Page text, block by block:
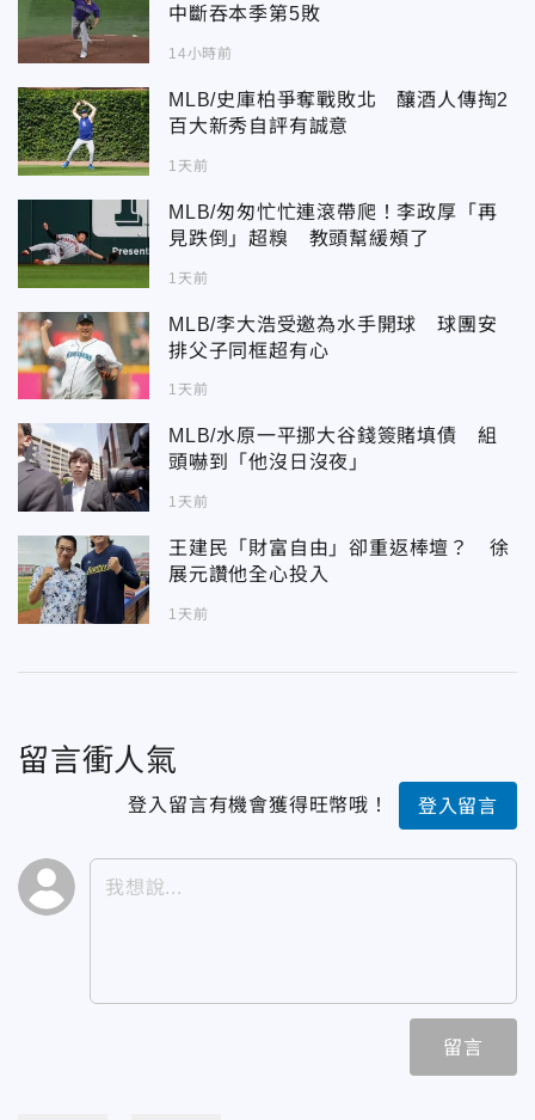
中斷吞本季第5敗
14小時前
MLB/史庫柏爭奪戰敗北 釀酒人傳掏2
百大新秀自評有誠意
1天前
MLB/匆匆忙忙連滾帶爬！李政厚「再
見跌倒」超糗 教頭幫緩頰了
1天前
MLB/李大浩受邀為水手開球 球團安
排父子同框超有心
1天前
MLB/水原一平挪大谷錢簽賭填債 組
頭嚇到「他沒日沒夜」
1天前
王建民「財富自由」卻重返棒壇？ 徐
展元讚他全心投入
1天前
留言衝人氣
登入留言有機會獲得旺幣哦！ 登入留言
留言